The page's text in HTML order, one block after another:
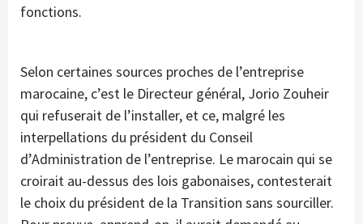
fonctions.
Selon certaines sources proches de l’entreprise
marocaine, c’est le Directeur général, Jorio Zouheir
qui refuserait de l’installer, et ce, malgré les
interpellations du président du Conseil
d’Administration de l’entreprise. Le marocain qui se
croirait au-dessus des lois gabonaises, contesterait
le choix du président de la Transition sans sourciller.